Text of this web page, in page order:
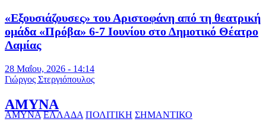
«Εξουσιάζουσες» του Αριστοφάνη από τη θεατρική
ομάδα «Πρόβα» 6-7 Ιουνίου στο Δημοτικό Θέατρο
Λαμίας
28 Μαΐου, 2026 - 14:14
Γιώργος Στεργιόπουλος
ΑΜΥΝΑ
ΑΜΥΝΑ ΕΛΛΑΔΑ ΠΟΛΙΤΙΚΗ ΣΗΜΑΝΤΙΚΟ